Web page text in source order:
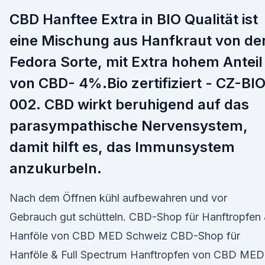
CBD Hanftee Extra in BIO Qualität ist
eine Mischung aus Hanfkraut von
Fedora Sorte, mit Extra hohem Anteil
von CBD- 4%.Bio zertifiziert - CZ-
002. CBD wirkt beruhigend auf das
parasympathische Nervensystem,
damit hilft es, das Immunsystem
anzukurbeln.
Nach dem Öffnen kühl aufbewahren und vor
Gebrauch gut schütteln. CBD-Shop für Hanftropfen
Hanföle von CBD MED Schweiz CBD-Shop für
Hanföle & Full Spectrum Hanftropfen von CBD MED